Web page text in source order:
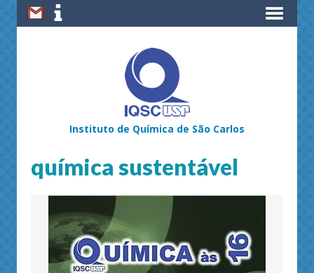
Instituto de Química de São Carlos
química sustentável